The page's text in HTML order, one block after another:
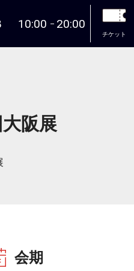
10:00 20:00
チケット
阪展
会期